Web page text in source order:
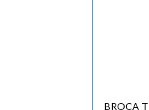
BROCA